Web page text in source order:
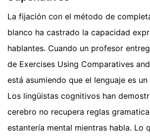
La fijación con el método de
blanco ha castrado la capacidad
hablantes. Cuando un profesor
de Exercises Using Comparatives
está asumiendo que el lenguaje es
Los lingüistas cognitivos han
cerebro no recupera reglas
estantería mental mientras habla. Lo